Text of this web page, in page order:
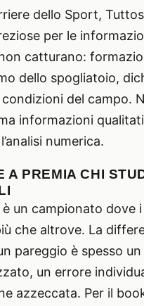
dello Sport,
per le
catturano:
dello spogliatoio,
del campo.
informazioni
numerica.
A PREMIA CHI
è un campionato dove
che altrove. La
pareggio è spesso
un errore
azzeccata. Per il